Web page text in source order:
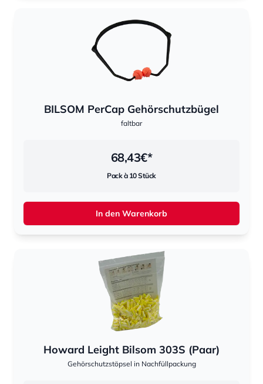
BILSOM PerCap Gehörschutzbügel
faltbar
68,43€*
Pack à 10 Stück
In den Warenkorb
Howard Leight Bilsom 303S (Paar)
Gehörschutzstöpsel in Nachfüllpackung